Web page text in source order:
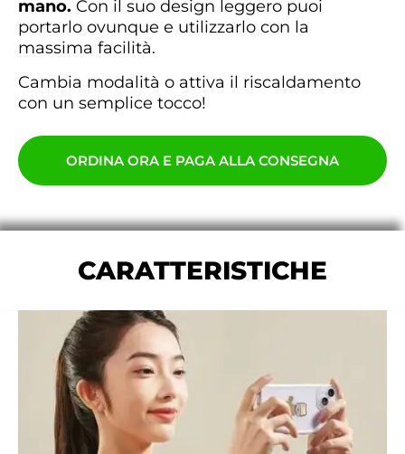
mano. Con il suo design leggero puoi
portarlo ovunque e utilizzarlo con la
massima facilità.
Cambia modalità o attiva il riscaldamento
con un semplice tocco!
ORDINA ORA E PAGA ALLA CONSEGNA
CARATTERISTICHE